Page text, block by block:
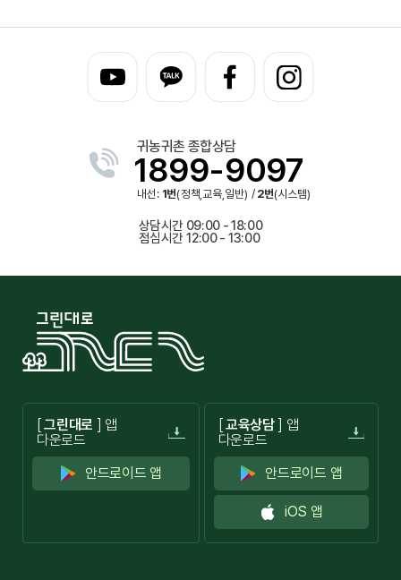
귀농귀촌 종합상담
1899-9097
내선: 1번(정책,교육,일반) /2번(시스템)
상담시간 09:00 - 18:00
점심시간 12:00 - 13:00
[그린대로 ] 앱
다운로드
안드로이드 앱
[교육상담 ] 앱
다운로드
안드로이드 앱
iOS 앱